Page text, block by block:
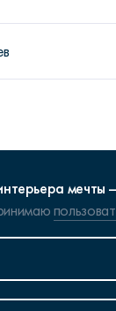
мечты